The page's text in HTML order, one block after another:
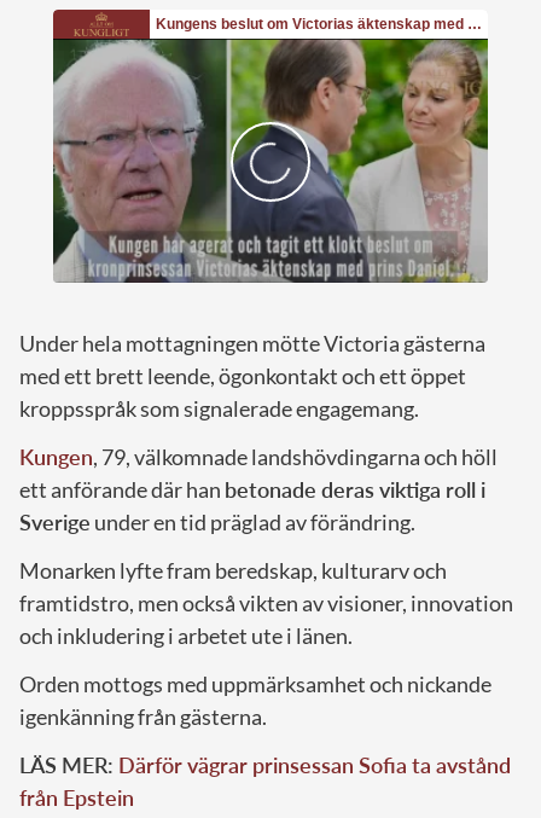
Under hela mottagningen mötte Victoria gästerna
med ett brett leende, ögonkontakt och ett öppet
kroppsspråk som signalerade engagemang.
Kungen, 79, välkomnade landshövdingarna och höll
ett anförande där han betonade deras viktiga roll i
Sverige under en tid präglad av förändring.
Monarken lyfte fram beredskap, kulturarv och
framtidstro, men också vikten av visioner, innovation
och inkludering i arbetet ute i länen.
Orden mottogs med uppmärksamhet och nickande
igenkänning från gästerna.
LÄS MER: Därför vägrar prinsessan Sofia ta avstånd
från Epstein